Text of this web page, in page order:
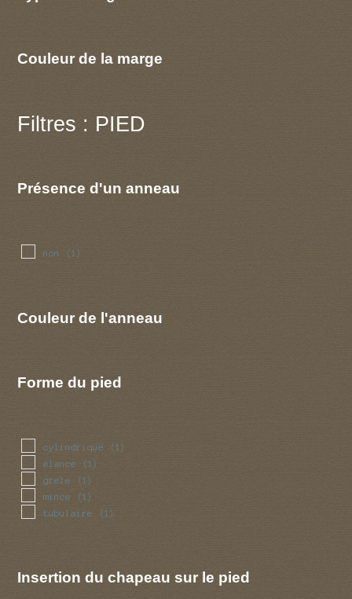
Couleur de la marge
Filtres : PIED
Présence d'un anneau
non (1)
Couleur de l'anneau
Forme du pied
cylindrique (1)
elance (1)
grele (1)
mince (1)
tubulaire (1)
Insertion du chapeau sur le pied